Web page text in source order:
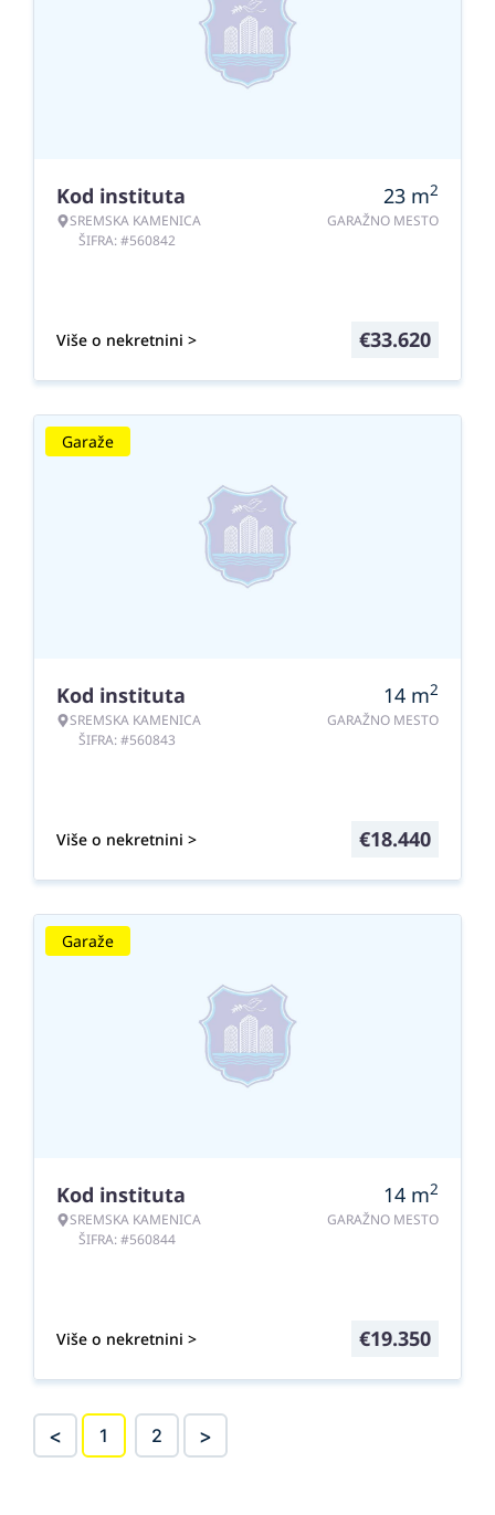
Kod instituta
SREMSKA KAMENICA
ŠIFRA: #560842
23 m2
GARAŽNO MESTO
Više o nekretnini > €33.620
Garaže
Kod instituta
SREMSKA KAMENICA
ŠIFRA: #560843
14 m2
GARAŽNO MESTO
Više o nekretnini > €18.440
Garaže
Kod instituta
SREMSKA KAMENICA
ŠIFRA: #560844
14 m2
GARAŽNO MESTO
Više o nekretnini > €19.350
< 1 2 >